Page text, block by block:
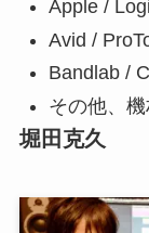
Apple /
Avid /
Bandlab /
その他、
堀田克久